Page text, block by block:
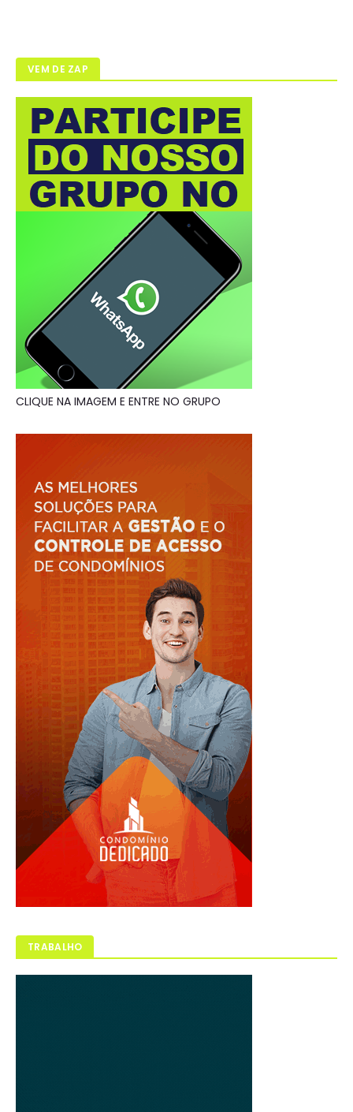
VEM DE ZAP
CLIQUE NA IMAGEM E ENTRE NO GRUPO
TRABALHO